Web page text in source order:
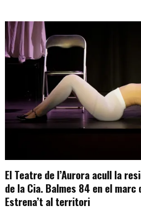
El Teatre de l’Aurora acull la
de la Cia. Balmes 84 en el
Estrena’t al territori